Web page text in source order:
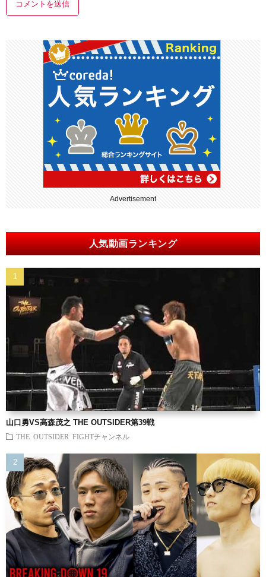
Advertisement
人気動画ランキング
山口勇VS高森茂之 THE OUTSIDER第39戦
THE OUTSIDER FIGHTチャンネル